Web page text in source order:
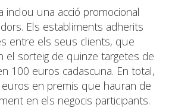
inclou una acció promocional
Els establiments adherits
entre els seus clients, que
el sorteig de quinze targetes de
100 euros cadascuna. En total,
en premis que hauran de
en els negocis participants.